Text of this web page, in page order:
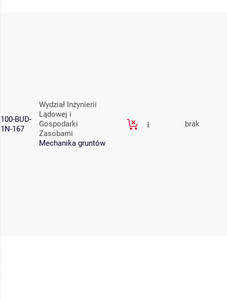
100-BUD-
1N-167
Wydział Inżynierii
Lądowej i
Gospodarki
Zasobami
Mechanika gruntów
brak